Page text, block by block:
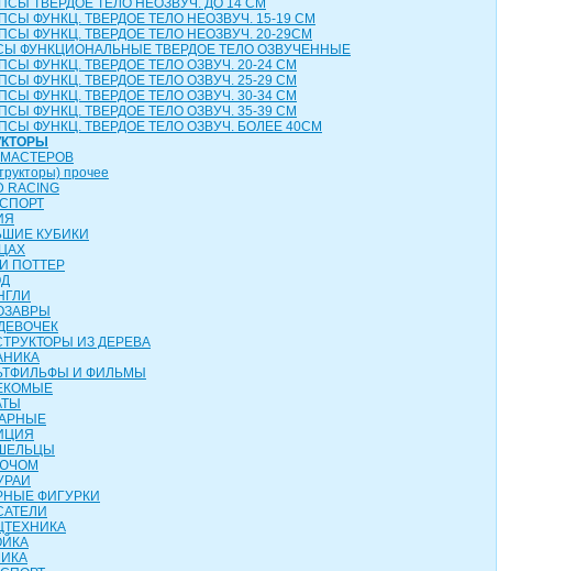
ТВЕРДОЕ ТЕЛО НЕОЗВУЧ. ДО 14 СМ
ФУНКЦ. ТВЕРДОЕ ТЕЛО НЕОЗВУЧ. 15-19 СМ
ФУНКЦ. ТВЕРДОЕ ТЕЛО НЕОЗВУЧ. 20-29СМ
ФУНКЦИОНАЛЬНЫЕ ТВЕРДОЕ ТЕЛО ОЗВУЧЕННЫЕ
ФУНКЦ. ТВЕРДОЕ ТЕЛО ОЗВУЧ. 20-24 СМ
ФУНКЦ. ТВЕРДОЕ ТЕЛО ОЗВУЧ. 25-29 СМ
ФУНКЦ. ТВЕРДОЕ ТЕЛО ОЗВУЧ. 30-34 СМ
ФУНКЦ. ТВЕРДОЕ ТЕЛО ОЗВУЧ. 35-39 СМ
ФУНКЦ. ТВЕРДОЕ ТЕЛО ОЗВУЧ. БОЛЕЕ 40СМ
МАСТЕРОВ
прочее
RACING
КУБИКИ
ПОТТЕР
ИЗ ДЕРЕВА
И ФИЛЬМЫ
ФИГУРКИ